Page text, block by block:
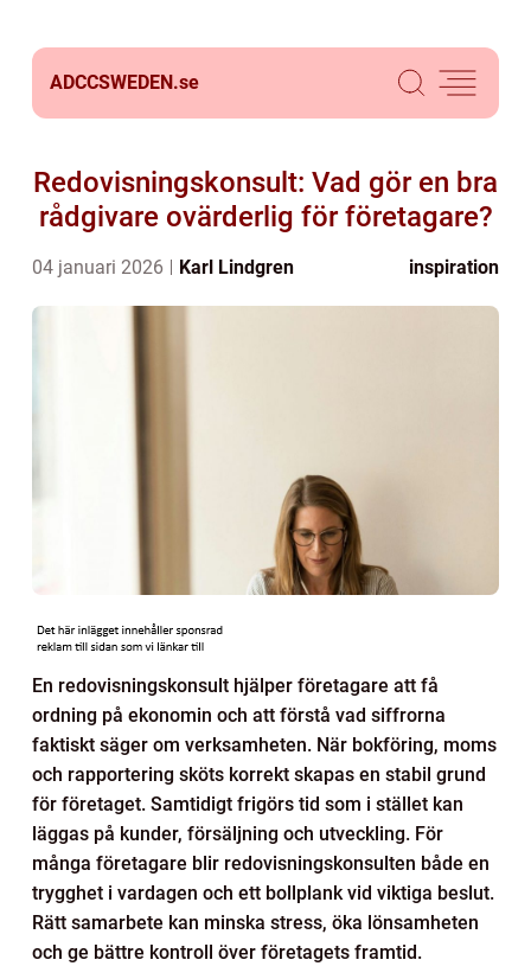
ADCCSWEDEN.se
Redovisningskonsult: Vad gör en bra
rådgivare ovärderlig för företagare?
04 januari 2026 Karl Lindgren inspiration
En redovisningskonsult hjälper företagare att få
ordning på ekonomin och att förstå vad siffrorna
faktiskt säger om verksamheten. När bokföring, moms
och rapportering sköts korrekt skapas en stabil grund
för företaget. Samtidigt frigörs tid som i stället kan
läggas på kunder, försäljning och utveckling. För
många företagare blir redovisningskonsulten både en
trygghet i vardagen och ett bollplank vid viktiga beslut.
Rätt samarbete kan minska stress, öka lönsamheten
och ge bättre kontroll över företagets framtid.